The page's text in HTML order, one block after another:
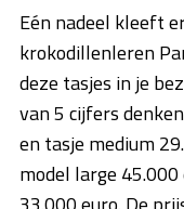
Eén nadeel kleeft
krokodillenleren
deze tasjes in je
van 5 cijfers
en tasje medium
model large